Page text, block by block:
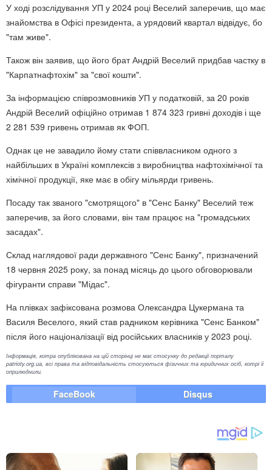
У ході розслідування УП у 2024 році Веселий заперечив, що має
знайомства в Офісі президента, а урядовий квартал відвідує, бо
"там живе".
Також він заявив, що його брат Андрій Веселий придбав частку в
"Карпатнафтохім" за "свої кошти".
За інформацією співрозмовників УП у податковій, за 20 років
Андрій Веселий офіційно отримав 1 874 323 гривні доходів і ще
2 281 539 гривень отримав як ФОП.
Однак це не завадило йому стати співвласником одного з
найбільших в Україні комплексів з виробництва нафтохімічної та
хімічної продукції, яке має в обігу мільярди гривень.
Посаду так званого "смотрящого" в "Сенс Банку" Веселий теж
заперечив, за його словами, він там працює на "громадських
засадах".
Склад наглядової ради державного "Сенс Банку", призначений
18 червня 2025 року, за понад місяць до цього обговорювали
фігуранти справи "Мідас".
На плівках зафіксована розмова Олександра Цукермана та
Василя Веселого, який став радником керівника "Сенс Банком"
після його націоналізації від російських власників у 2023 році.
Інформація, котра опублікована на цій сторінці не має стосунку до редакції порталу
patrioty.org.ua, всі права та відповідальність стосуються фізичних та юридичних осіб, котрі її
оприлюднили.
FaceBook Disqus